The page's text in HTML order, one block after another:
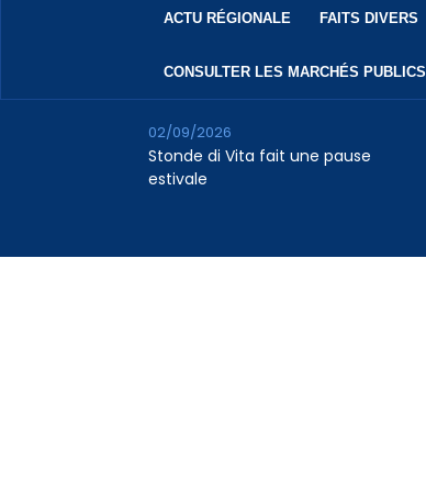
ACTU RÉGIONALE FAITS DIVERS
CONSULTER LES MARCHÉS PUBLICS
Stonde di Vita fait une pause
estivale
02/09/2026